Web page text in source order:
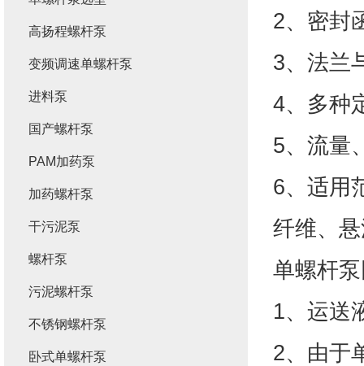
2、密封
3、法兰
4、多种
5、流量
6、适用
纤维、
单螺杆
1、运送
2、由于
高扬程螺杆泵
变频调速单螺杆泵
进料泵
国产螺杆泵
PAM加药泵
加药螺杆泵
干污泥泵
螺杆泵
污泥螺杆泵
不锈钢螺杆泵
卧式单螺杆泵